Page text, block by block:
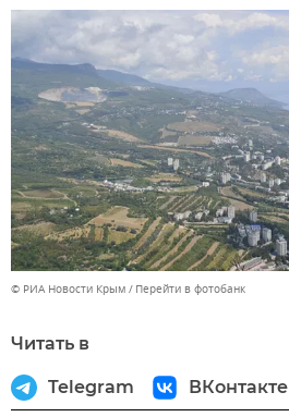
© РИА Новости Крым Перейти в фотобанк
Читать в
Telegram ВКонтакте